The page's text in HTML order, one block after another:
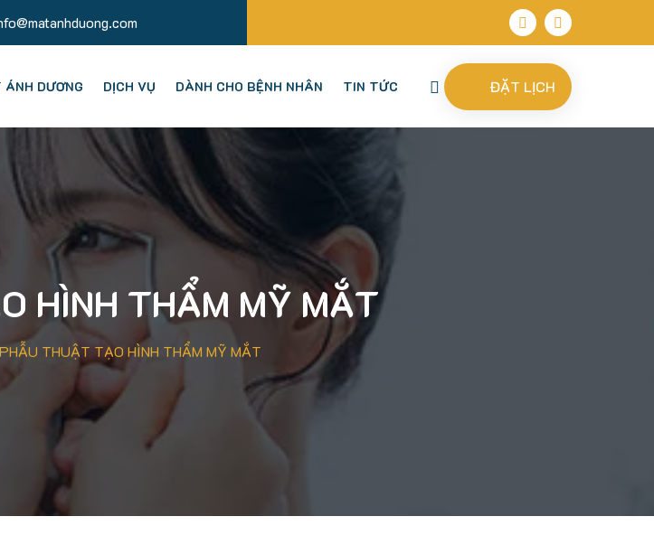
DƯƠNG DỊCH VỤ DÀNH CHO BỆNH NHÂN TIN TỨC ĐẶT LỊCH
HÌNH THẨM MỸ MẮT
PHẪU THUẬT TẠO HÌNH THẨM MỸ MẮT